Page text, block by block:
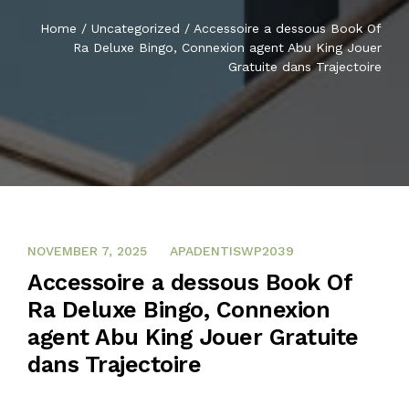
Home / Uncategorized / Accessoire a dessous Book Of
Ra Deluxe Bingo, Connexion agent Abu King Jouer
Gratuite dans Trajectoire
NOVEMBER 7, 2025
NOVEMBER 7, 2025 APADENTISWP2039
Accessoire a dessous Book Of
Ra Deluxe Bingo, Connexion
agent Abu King Jouer Gratuite
dans Trajectoire